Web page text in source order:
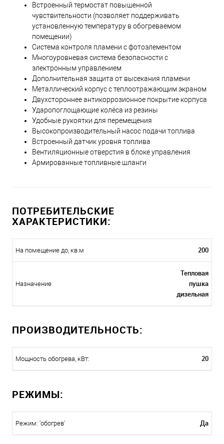
Встроенный термостат повышенной
чувствительности (позволяет поддерживать
установленную температуру в обогреваемом
помещении)
Система контроля пламени с фотоэлементом
Многоуровневая система безопасности с
электронным управлением
Дополнительная защита от высекания пламени
Металлический корпус с теплоотражающим экраном
Двухстороннее антикоррозионное покрытие корпуса
Ударопоглощающие колёса из резины
Удобные рукоятки для перемещения
Высокопроизводительный насос подачи топлива
Встроенный датчик уровня топлива
Вентиляционные отверстия в блоке управления
Армированные топливные шланги
ПОТРЕБИТЕЛЬСКИЕ
ХАРАКТЕРИСТИКИ:
На помещение до, кв.м 200
Назначение
Тепловая
пушка
дизельная
ПРОИЗВОДИТЕЛЬНОСТЬ:
Мощность обогрева, кВт: 20
РЕЖИМЫ:
Режим: 'обогрев' Да